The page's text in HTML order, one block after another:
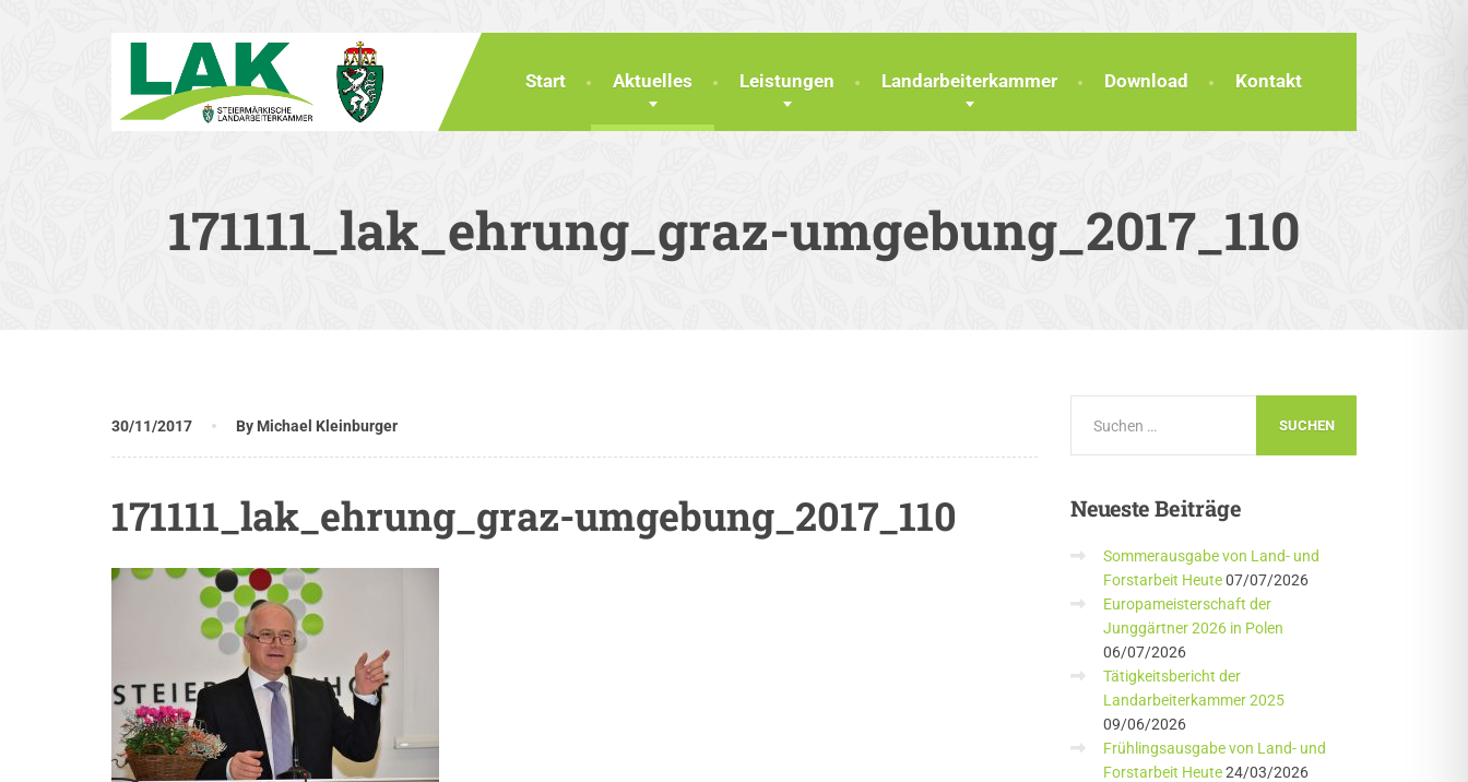
Start Aktuelles Leistungen Landarbeiterkammer Download Kontakt
171111_lak_ehrung_graz-umgebung_2017_110
30/11/2017 By Michael Kleinburger
171111_lak_ehrung_graz-umgebung_2017_110 NeuesteBeiträge
Sommerausgabe von Land- und
Forstarbeit Heute 07/07/2026
Europameisterschaft der
Junggärtner 2026 in Polen
06/07/2026
Tätigkeitsbericht der
Landarbeiterkammer 2025
09/06/2026
Frühlingsausgabe von Land- und
Forstarbeit Heute 24/03/2026